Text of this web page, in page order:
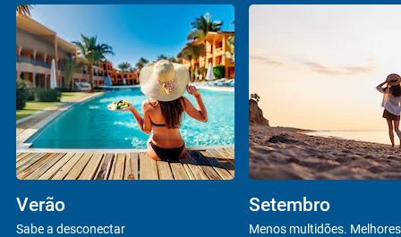
Verão
Sabe a desconectar
Setembro
Menos multidões.